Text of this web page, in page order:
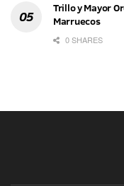
Trillo y Mayor
Marruecos
0 SHARES